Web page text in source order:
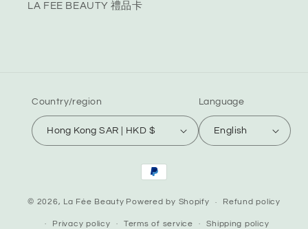
LA FEE BEAUTY 禮品卡
Country/region
Hong Kong SAR | HKD $
Language
English
Payment
© 2026, La Fée Beauty Powered by Shopify Refund policy
Privacy policy Terms of service Shipping policy